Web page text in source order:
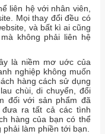
liên hệ với nhân viên,
Mọi thay đổi đều có
và bất kì ai cũng
không phải liên hệ
là niềm mơ uớc của
nghiệp không muốn
hàng cách sử dụng
chùi, di chuyển, đổi
đối với sản phẩm đã
ra tất cả các tình
hàng của bạn có thể
làm phiền tới bạn.